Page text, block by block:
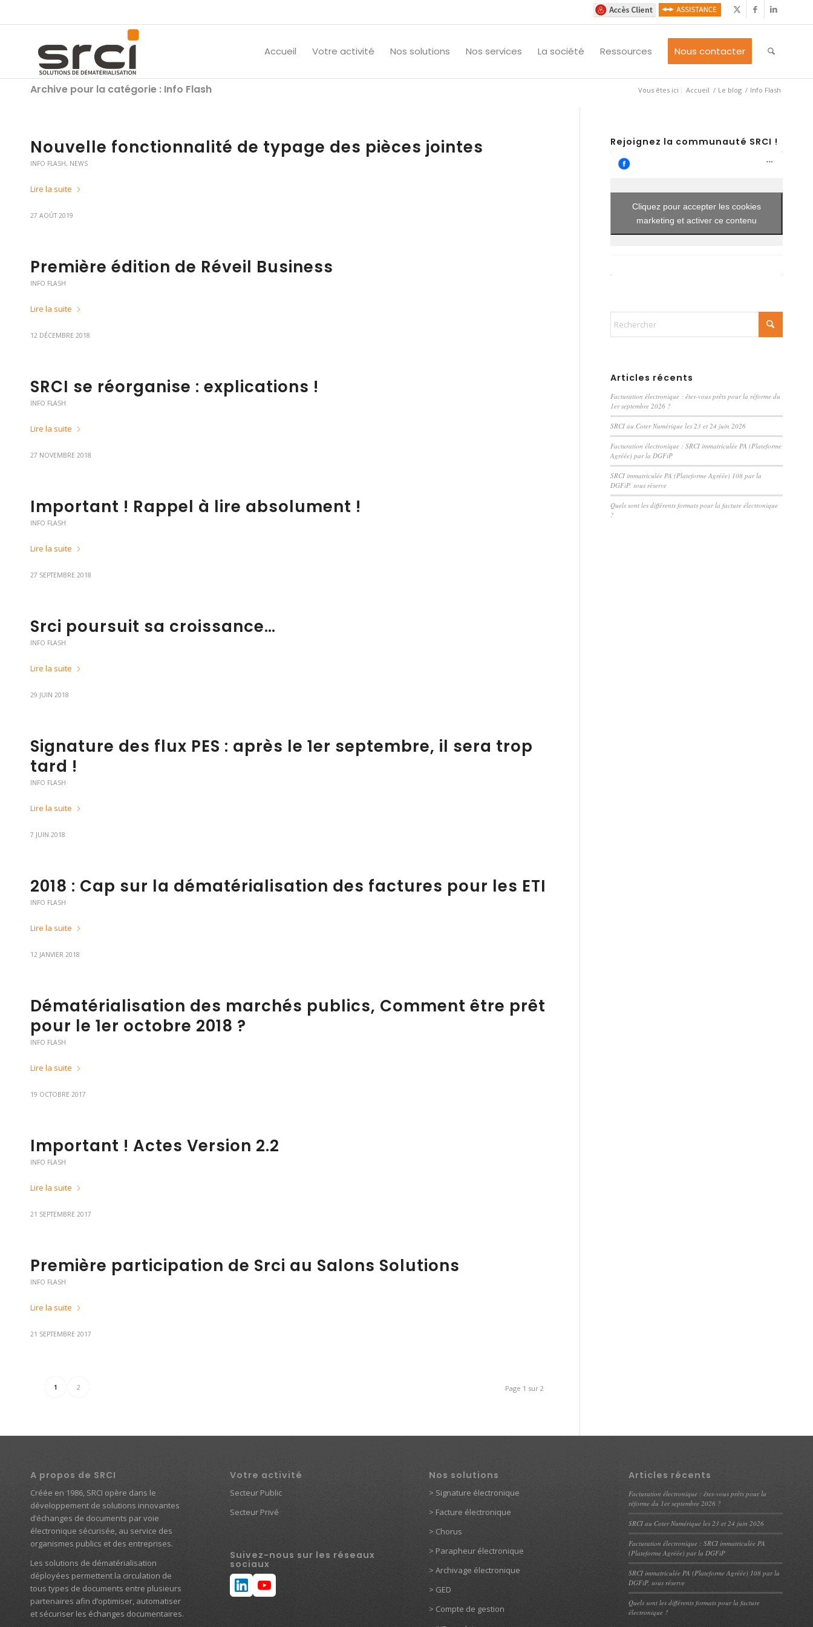
Accueil Votre activité Nos solutions Nos services La société Ressources Nous contacter
Archive pour la catégorie : Info Flash Vous êtes ici : Accueil / Le blog / Info Flash
Nouvelle fonctionnalité de typage des pièces jointes
INFO FLASH, NEWS
Lire la suite
27 AOÛT 2019
Première édition de Réveil Business
INFO FLASH
Lire la suite
12 DÉCEMBRE 2018
SRCI se réorganise : explications !
INFO FLASH
Lire la suite
27 NOVEMBRE 2018
Important ! Rappel à lire absolument !
INFO FLASH
Lire la suite
27 SEPTEMBRE 2018
Srci poursuit sa croissance…
INFO FLASH
Lire la suite
29 JUIN 2018
Signature des flux PES : après le 1er septembre, il sera trop
tard !
INFO FLASH
Lire la suite
7 JUIN 2018
2018 : Cap sur la dématérialisation des factures pour les ETI
INFO FLASH
Lire la suite
12 JANVIER 2018
Dématérialisation des marchés publics, Comment être prêt
pour le 1er octobre 2018 ?
INFO FLASH
Lire la suite
19 OCTOBRE 2017
Important ! Actes Version 2.2
INFO FLASH
Lire la suite
21 SEPTEMBRE 2017
Première participation de Srci au Salons Solutions
INFO FLASH
Lire la suite
21 SEPTEMBRE 2017
Page 1 sur 2
1 2
Rejoignez la communauté SRCI !
Cliquez pour accepter les cookies
marketing et activer ce contenu
Articles récents
Facturation électronique : êtes-vous prêts pour la réforme du
1er septembre 2026 ?
SRCI au Coter Numérique les 23 et 24 juin 2026
Facturation électronique : SRCI immatriculée PA (Plateforme
Agréée) par la DGFiP
SRCI immatriculée PA (Plateforme Agréée) 108 par la
DGFiP, sous réserve
Quels sont les différents formats pour la facture électronique
?
A propos de SRCI
Créée en 1986, SRCI opère dans le
développement de solutions innovantes
d’échanges de documents par voie
électronique sécurisée, au service des
organismes publics et des entreprises.
Les solutions de dématérialisation
déployées permettent la circulation de
tous types de documents entre plusieurs
partenaires afin d’optimiser, automatiser
et sécuriser les échanges documentaires.
Votre activité
Secteur Public
Secteur Privé
Suivez-nous sur les réseaux
sociaux
Nos solutions
> Signature électronique
> Facture électronique
> Chorus
> Parapheur électronique
> Archivage électronique
> GED
> Compte de gestion
Articles récents
Facturation électronique : êtes-vous prêts pour la
réforme du 1er septembre 2026 ?
SRCI au Coter Numérique les 23 et 24 juin 2026
Facturation électronique : SRCI immatriculée PA
(Plateforme Agréée) par la DGFiP
SRCI immatriculée PA (Plateforme Agréée) 108 par la
DGFiP, sous réserve
Quels sont les différents formats pour la facture
électronique ?